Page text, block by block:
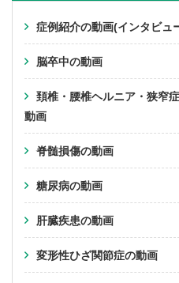
症例紹介の動画(インタビュ
脳卒中の動画
頚椎・腰椎ヘルニア・狭窄
動画
脊髄損傷の動画
糖尿病の動画
肝臓疾患の動画
変形性ひざ関節症の動画